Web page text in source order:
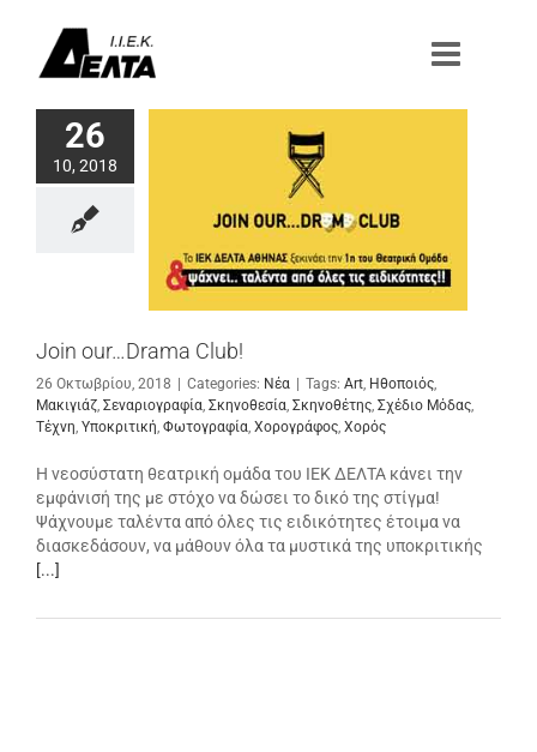
περιεχόμενο
26
10, 2018
Join our…Drama Club!
26 Οκτωβρίου, 2018 | Categories: Νέα | Tags: Art Ηθοποιός
Μακιγιάζ Σεναριογραφία Σκηνοθεσία Σκηνοθέτης Σχέδιο Μόδας
Τέχνη Υποκριτική Φωτογραφία Χορογράφος Χορός
Η νεοσύστατη θεατρική ομάδα του ΙΕΚ ΔΕΛΤΑ κάνει την
εμφάνισή της με στόχο να δώσει το δικό της στίγμα!
Ψάχνουμε ταλέντα από όλες τις ειδικότητες έτοιμα να
διασκεδάσουν, να μάθουν όλα τα μυστικά της υποκριτικής
[...]